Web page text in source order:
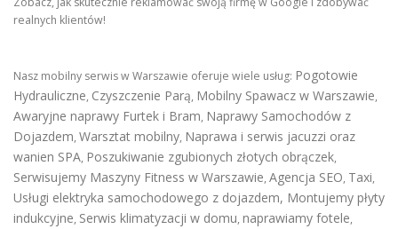
realnych klientów!
Nasz mobilny serwis w Warszawie oferuje wiele usług: Pogotowie
Hydrauliczne, Czyszczenie Parą, Mobilny Spawacz w Warszawie,
Awaryjne naprawy Furtek i Bram, Naprawy Samochodów z
Dojazdem, Warsztat mobilny, Naprawa i serwis jacuzzi oraz
wanien SPA, Poszukiwanie zgubionych złotych obrączek,
Serwisujemy Maszyny Fitness w Warszawie, Agencja SEO, Taxi,
Usługi elektryka samochodowego z dojazdem, Montujemy płyty
indukcyjne, Serwis klimatyzacji w domu, naprawiamy fotele,